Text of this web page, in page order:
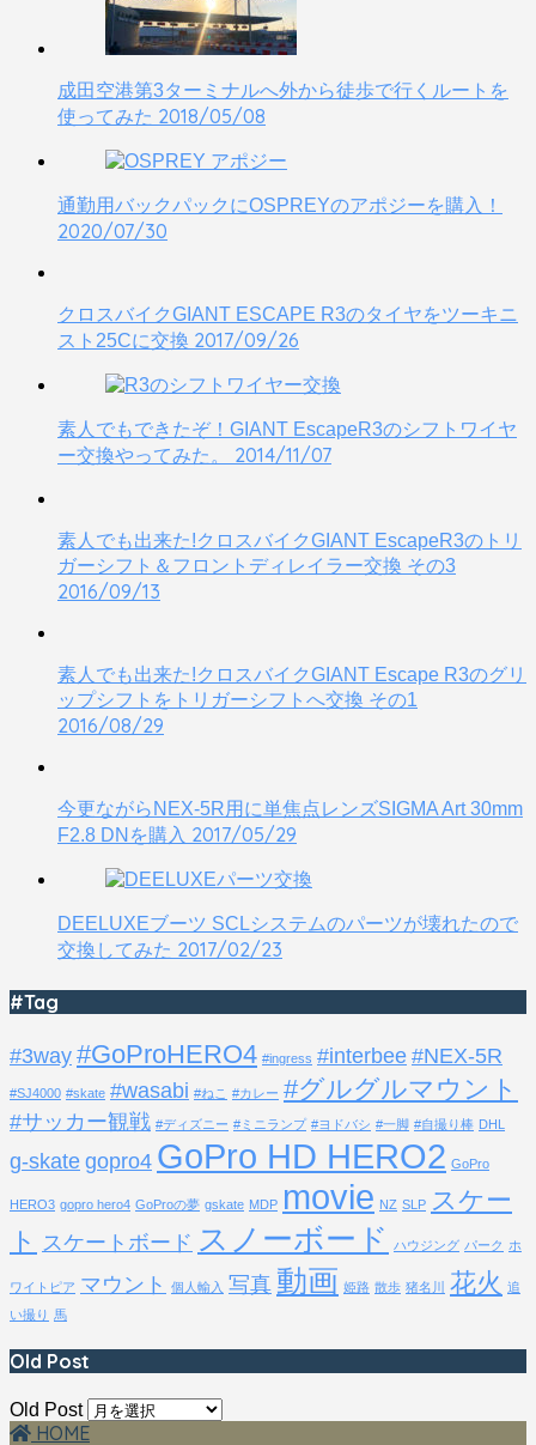
成田空港第3ターミナルへ外から徒歩で行くルートを
使ってみた 2018/05/08
通勤用バックパックにOSPREYのアポジーを購入！
2020/07/30
クロスバイクGIANT ESCAPE R3のタイヤをツーキニ
スト25Cに交換 2017/09/26
素人でもできたぞ！GIANT EscapeR3のシフトワイヤ
ー交換やってみた。 2014/11/07
素人でも出来た!クロスバイクGIANT EscapeR3のトリ
ガーシフト＆フロントディレイラー交換 その3
2016/09/13
素人でも出来た!クロスバイクGIANT Escape R3のグリ
ップシフトをトリガーシフトへ交換 その1
2016/08/29
今更ながらNEX-5R用に単焦点レンズSIGMA Art 30mm
F2.8 DNを購入 2017/05/29
DEELUXEブーツ SCLシステムのパーツが壊れたので
交換してみた 2017/02/23
#Tag
#3way #GoProHERO4 #ingress #interbee #NEX-5R
#SJ4000 #skate #wasabi #ねこ #カレー #グルグルマウント
#サッカー観戦 #ディズニー #ミニランプ #ヨドバシ #一脚 #自撮り棒 DHL
g-skate gopro4 GoPro HD HERO2 GoPro
HERO3 gopro hero4 GoProの夢 gskate MDP movie NZ SLP スケー
ト
スケートボード スノーボード ハウジング パーク ホ
ワイトピア マウント 個人輸入 写真 動画 姫路 散歩 猪名川 花火 追
い撮り 馬
Old Post
Old Post
HOME